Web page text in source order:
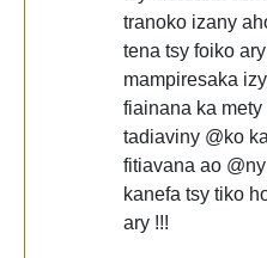
tranoko izany
tena tsy foiko
mampiresaka
fiainana ka
tadiaviny @ko
fitiavana ao
kanefa tsy tiko
ary !!!